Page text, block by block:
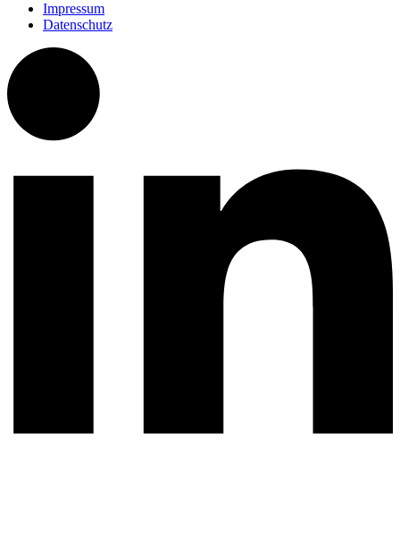
Impressum
Datenschutz